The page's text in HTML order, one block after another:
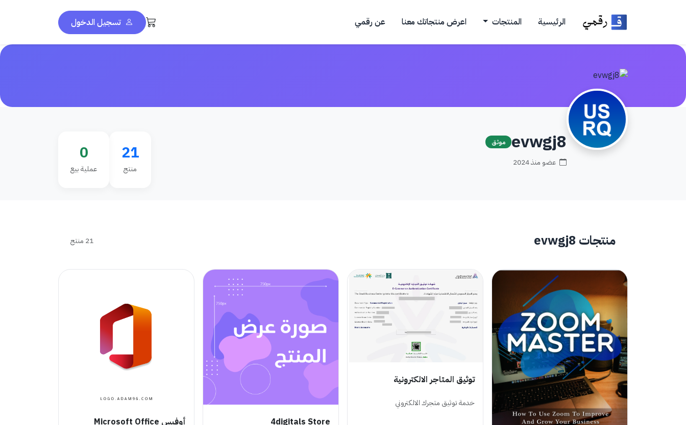
الرئيسية المنتجات اعرض منتجاتك معنا عن رقمي تسجيل الدخول
evwgj8 موثق
عضو منذ 2024 21
منتج
0
عملية بيع
منتجات evwgj8 21 منتج
توثيق المتاجر الالكترونية
خدمة توثيق متجرك الالكتروني
4digitals Store
أوفيس Microsoft Office